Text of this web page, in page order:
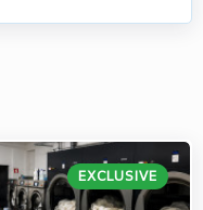
EXCLUSIVE